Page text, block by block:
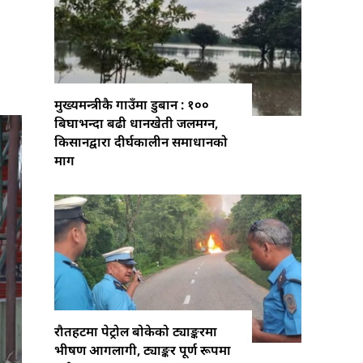
मुख्यमन्त्रीकै गाउँमा डुबान : १००
बिघाभन्दा बढी धानखेती जलमग्न,
किसानद्वारा दीर्घकालीन समाधानको
माग
रौतहटमा पेट्रोल बोकेको ट्याङ्करमा
भीषण आगलागी, ट्याङ्कर पूर्ण रूपमा